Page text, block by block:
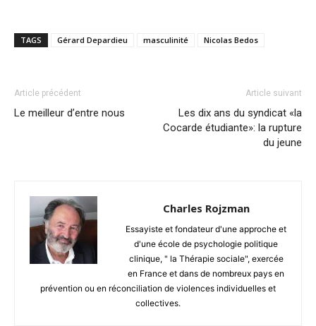
TAGS Gérard Depardieu masculinité Nicolas Bedos
Article précédent
Le meilleur d’entre nous
Article suivant
Les dix ans du syndicat «la
Cocarde étudiante»: la rupture
du jeune
Charles Rojzman
Essayiste et fondateur d'une approche et
d'une école de psychologie politique
clinique, " la Thérapie sociale", exercée
en France et dans de nombreux pays en
prévention ou en réconciliation de violences individuelles et
collectives.